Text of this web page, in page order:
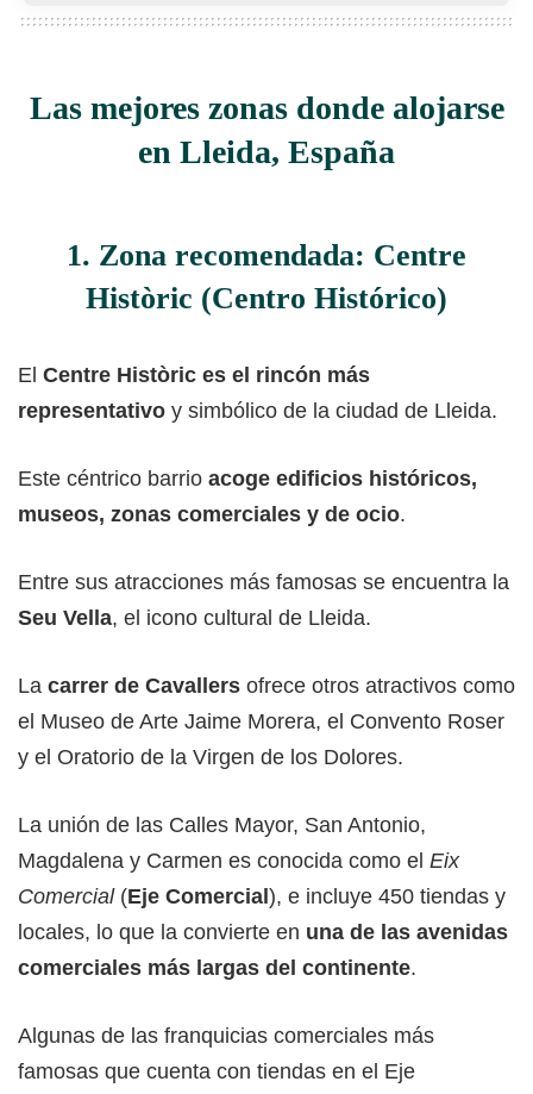
Las mejores zonas donde alojarse
en Lleida, España
1. Zona recomendada: Centre
Històric (Centro Histórico)
El Centre Històric es el rincón más
representativo y simbólico de la ciudad de Lleida.
Este céntrico barrio acoge edificios históricos,
museos, zonas comerciales y de ocio.
Entre sus atracciones más famosas se encuentra la
Seu Vella, el icono cultural de Lleida.
La carrer de Cavallers ofrece otros atractivos como
el Museo de Arte Jaime Morera, el Convento Roser
y el Oratorio de la Virgen de los Dolores.
La unión de las Calles Mayor, San Antonio,
Magdalena y Carmen es conocida como el Eix
Comercial(Eje Comercial ), e incluye 450 tiendas y
locales, lo que la convierte en una de las avenidas
comerciales más largas del continente.
Algunas de las franquicias comerciales más
famosas que cuenta con tiendas en el Eje